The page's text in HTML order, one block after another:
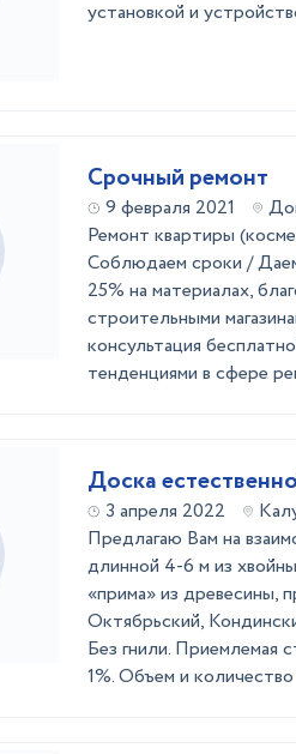
установкой и
Срочный ремонт
9 февраля 2021
Ремонт квартиры
Соблюдаем сроки /
25% на материалах,
строительными
консультация
тенденциями в сфере
Доска
3 апреля 2022
Предлагаю Вам на
длинной 4-6 м из
«прима» из
Октябрьский,
Без гнили. Приемлемая
1%. Объем и